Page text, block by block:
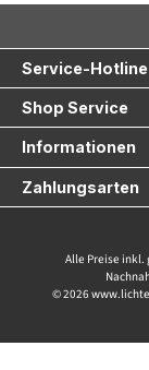
Service-Hotline
Shop Service
Informationen
Zahlungsarten
Alle Preise inkl.
© 2026